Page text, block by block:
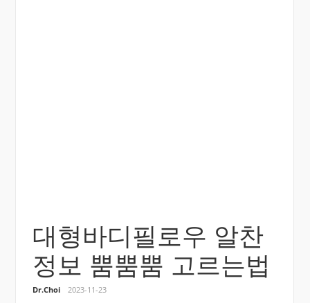
대형바디필로우 알찬
정보 뿜뿜뿜 고르는법
Dr.Choi 2023-11-23